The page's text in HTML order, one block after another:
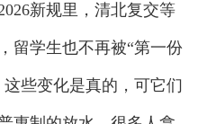
新规里，清北复交等
留学生也不再被“第一份
些变化是真的，可它们